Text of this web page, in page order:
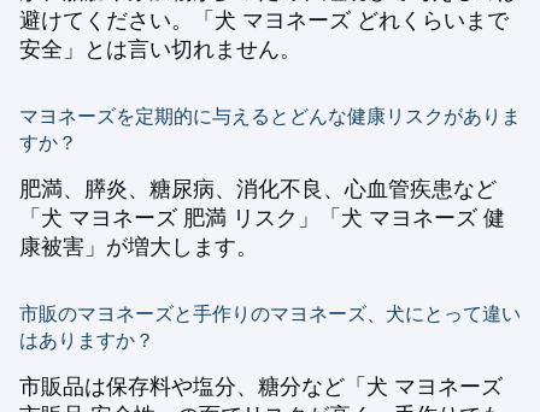
避けてください。「犬 マヨネーズ どれくらいまで
安全」とは言い切れません。
マヨネーズを定期的に与えるとどんな健康リスクがありま
すか？
肥満、膵炎、糖尿病、消化不良、心血管疾患など
「犬 マヨネーズ 肥満 リスク」「犬 マヨネーズ 健
康被害」が増大します。
市販のマヨネーズと手作りのマヨネーズ、犬にとって違い
はありますか？
市販品は保存料や塩分、糖分など「犬 マヨネーズ